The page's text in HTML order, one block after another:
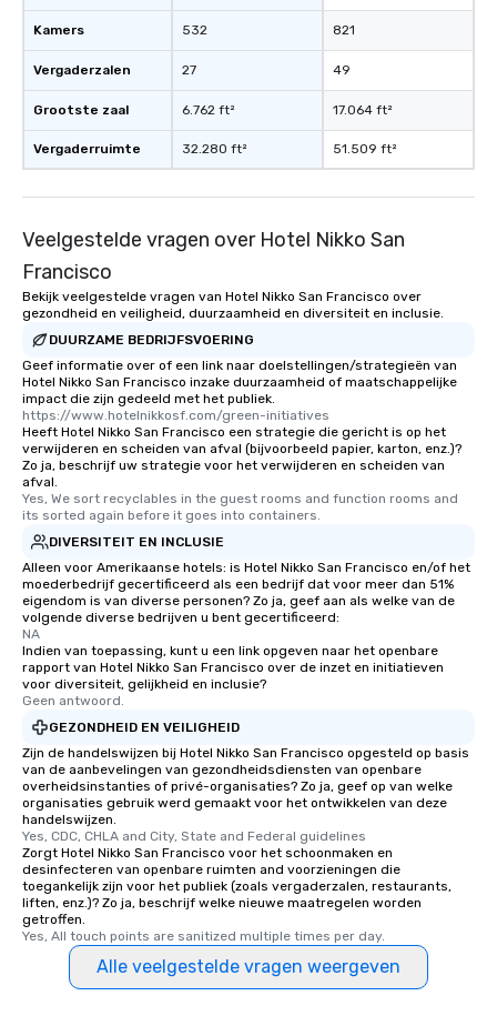
Kamers
Vergaderzalen
Grootste zaal
Vergaderruimte
532
27
6.762 ft²
32.280 ft²
821
49
17.064 ft²
51.509 ft²
Veelgestelde vragen over Hotel Nikko San
Francisco
Bekijk veelgestelde vragen van Hotel Nikko San Francisco over
gezondheid en veiligheid, duurzaamheid en diversiteit en inclusie.
DUURZAME BEDRIJFSVOERING
Geef informatie over of een link naar doelstellingen/strategieën van
Hotel Nikko San Francisco inzake duurzaamheid of maatschappelijke
impact die zijn gedeeld met het publiek.
https://www.hotelnikkosf.com/green-initiatives
Heeft Hotel Nikko San Francisco een strategie die gericht is op het
verwijderen en scheiden van afval (bijvoorbeeld papier, karton, enz.)?
Zo ja, beschrijf uw strategie voor het verwijderen en scheiden van
afval.
Yes, We sort recyclables in the guest rooms and function rooms and
its sorted again before it goes into containers.
DIVERSITEIT EN INCLUSIE
Alleen voor Amerikaanse hotels: is Hotel Nikko San Francisco en/of het
moederbedrijf gecertificeerd als een bedrijf dat voor meer dan 51%
eigendom is van diverse personen? Zo ja, geef aan als welke van de
volgende diverse bedrijven u bent gecertificeerd:
NA
Indien van toepassing, kunt u een link opgeven naar het openbare
rapport van Hotel Nikko San Francisco over de inzet en initiatieven
voor diversiteit, gelijkheid en inclusie?
Geen antwoord.
GEZONDHEID EN VEILIGHEID
Zijn de handelswijzen bij Hotel Nikko San Francisco opgesteld op basis
van de aanbevelingen van gezondheidsdiensten van openbare
overheidsinstanties of privé-organisaties? Zo ja, geef op van welke
organisaties gebruik werd gemaakt voor het ontwikkelen van deze
handelswijzen.
Yes, CDC, CHLA and City, State and Federal guidelines
Zorgt Hotel Nikko San Francisco voor het schoonmaken en
desinfecteren van openbare ruimten and voorzieningen die
toegankelijk zijn voor het publiek (zoals vergaderzalen, restaurants,
liften, enz.)? Zo ja, beschrijf welke nieuwe maatregelen worden
getroffen.
Yes, All touch points are sanitized multiple times per day.
Alle veelgestelde vragen weergeven